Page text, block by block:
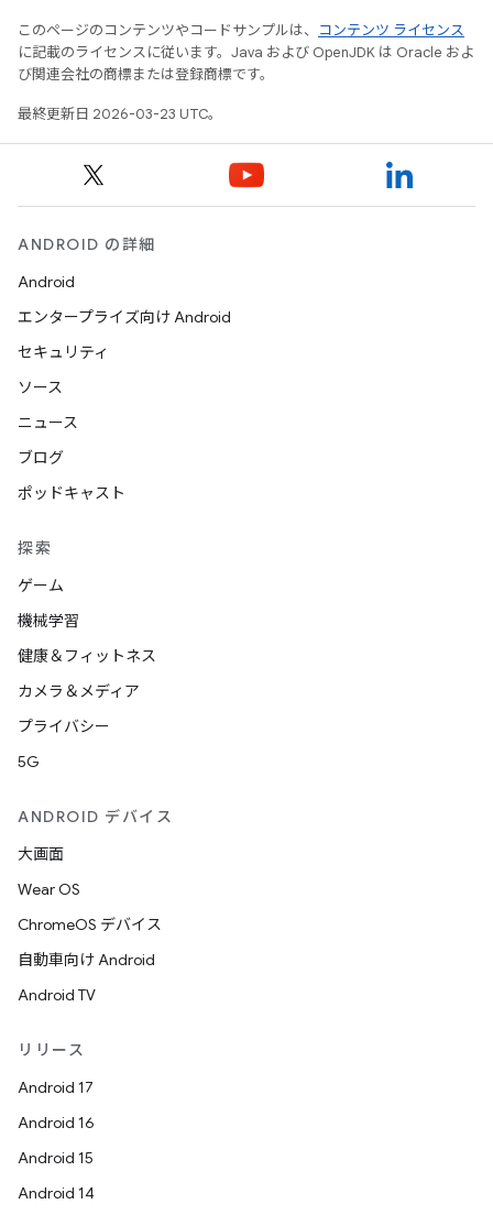
このページのコンテンツやコードサンプルは、
コンテンツ ライセンス
に記載のライセンスに従います。Java および OpenJDK は Oracle およ
び関連会社の商標または登録商標です。
最終更新日 2026-03-23 UTC。
ANDROID の詳細
Android
エンタープライズ向け Android
セキュリティ
ソース
ニュース
ブログ
ポッドキャスト
探索
ゲーム
機械学習
健康＆フィットネス
カメラ＆メディア
プライバシー
5G
ANDROID デバイス
大画面
Wear OS
ChromeOS デバイス
自動車向け Android
Android TV
リリース
Android 17
Android 16
Android 15
Android 14